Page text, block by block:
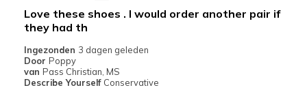
page
met
migratiegeschiedenis
van
de
Love these shoes . I would order another pair if
they had th
Ingezonden 3 dagen geleden
Door Poppy
van Pass Christian, MS
Describe Yourself Conservative